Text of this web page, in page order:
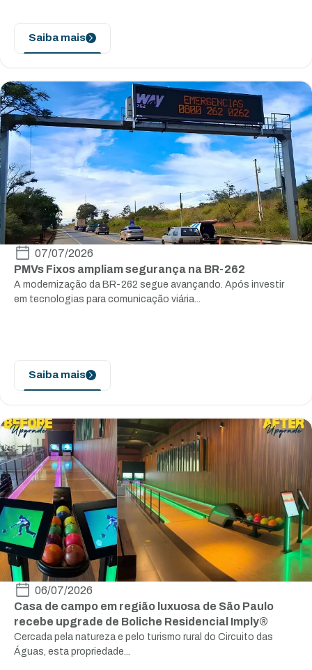
Saiba mais
07/07/2026
PMVs Fixos ampliam segurança na BR-262
A modernização da BR-262 segue avançando. Após investir
em tecnologias para comunicação viária...
Saiba mais
06/07/2026
Casa de campo em região luxuosa de São Paulo
recebe upgrade de Boliche Residencial Imply®
Cercada pela natureza e pelo turismo rural do Circuito das
Águas, esta propriedade...